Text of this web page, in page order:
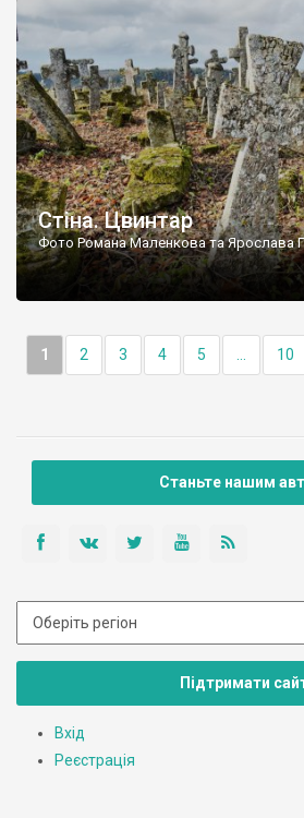
ньому чимало хрестів 19 століття, є
Стіна. Цвинтар
Фото Романа Маленкова та Ярослава
1 2 3 4 5 10
Станьте нашим
Підтримати
Вхід
Реєстрація